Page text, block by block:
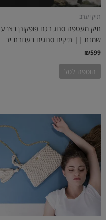
תיקי ערב
תיק מעטפה סרוג דגם פופקורן בצבע
שמנת || תיקים סרוגים בעבודת יד
₪599
הוספה לסל